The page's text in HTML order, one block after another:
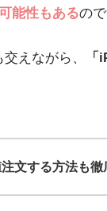
能性もあるの
えながら、
文する方法も徹